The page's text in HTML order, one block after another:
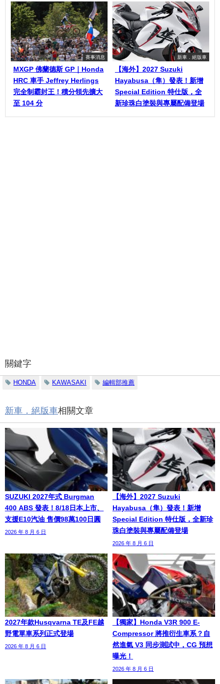
賽事消息
MXGP 佛蘭德斯 GP｜Honda
HRC 車手 Jeffrey Herlings
完全制霸封王！積分領先擴大
至 104 分
新車．絕版車
【海外】2027 Suzuki
Hayabusa（隼）發表！新增
Special Edition 特仕版，全
新珍珠白塗裝與專屬配備登場
關鍵字
HONDA KAWASAKI 編輯部推薦
新車．絕版車相關文章
SUZUKI 2027年式 Burgman
400 ABS 發表！8/18日本上市、
支援E10汽油 售價98萬100日圓
2026 年 8 月 6 日
【海外】2027 Suzuki
Hayabusa（隼）發表！新增
Special Edition 特仕版，全新珍
珠白塗裝與專屬配備登場
2026 年 8 月 6 日
2027年款Husqvarna TE及FE越
野電單車系列正式登場
2026 年 8 月 6 日
【獨家】Honda V3R 900 E-
Compressor 將推衍生車系？自
然進氣 V3 同步測試中，CG 預想
曝光！
2026 年 8 月 6 日